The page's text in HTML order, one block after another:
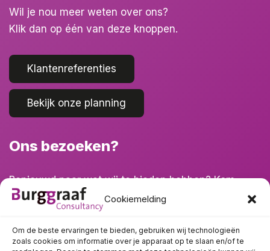
Cookiemelding
Om de beste ervaringen te bieden, gebruiken wij technologieën
zoals cookies om informatie over je apparaat op te slaan en/of te
Wil je nou meer weten over ons?
Klik dan op één van deze knoppen.
Klantenreferenties
Bekijk onze planning
Ons bezoeken?
Benieuwd naar wat wij te bieden hebben? Kom
eens langs!